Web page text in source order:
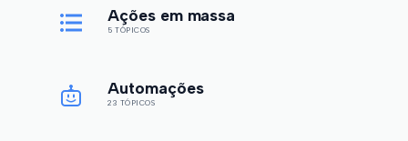
Ações em massa
5 TÓPICOS
Automações
23 TÓPICOS